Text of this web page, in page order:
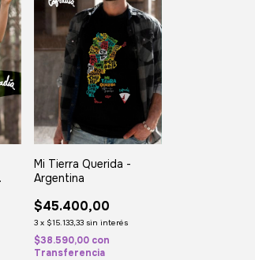
Mi Tierra Querida -
Argentina
$45.400,00
3 x $15.133,33 sin interés
$38.590,00 con
Transferencia